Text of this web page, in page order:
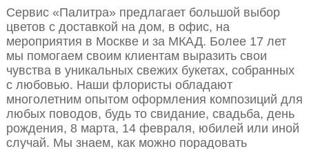
Сервис «Палитра» предлагает большой выбор
цветов с доставкой на дом, в офис, на
мероприятия в Москве и за МКАД. Более 17 лет
мы помогаем своим клиентам выразить свои
чувства в уникальных свежих букетах, собранных
с любовью. Наши флористы обладают
многолетним опытом оформления композиций для
любых поводов, будь то свидание, свадьба, день
рождения, 8 марта, 14 февраля, юбилей или иной
случай. Мы знаем, как можно порадовать